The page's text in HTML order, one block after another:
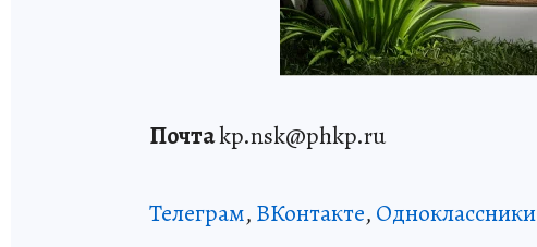
Почтаkp.nsk@phkp.ru
Телеграм, ВКонтакте, Одноклассники